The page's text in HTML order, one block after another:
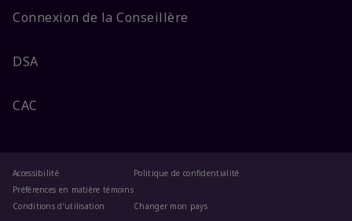
Connexion de la Conseillère
DSA
CAC
Accessibilité
Préférences en matière témoins
Conditions d’utilisation
Politique de confidentialité
Changer mon pays